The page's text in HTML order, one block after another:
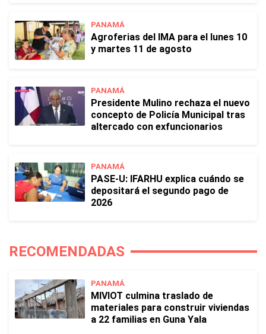
PANAMÁ
Agroferias del IMA para el lunes 10
y martes 11 de agosto
PANAMÁ
Presidente Mulino rechaza el nuevo
concepto de Policía Municipal tras
altercado con exfuncionarios
PANAMÁ
PASE-U: IFARHU explica cuándo se
depositará el segundo pago de
2026
RECOMENDADAS
PANAMÁ
MIVIOT culmina traslado de
materiales para construir viviendas
a 22 familias en Guna Yala